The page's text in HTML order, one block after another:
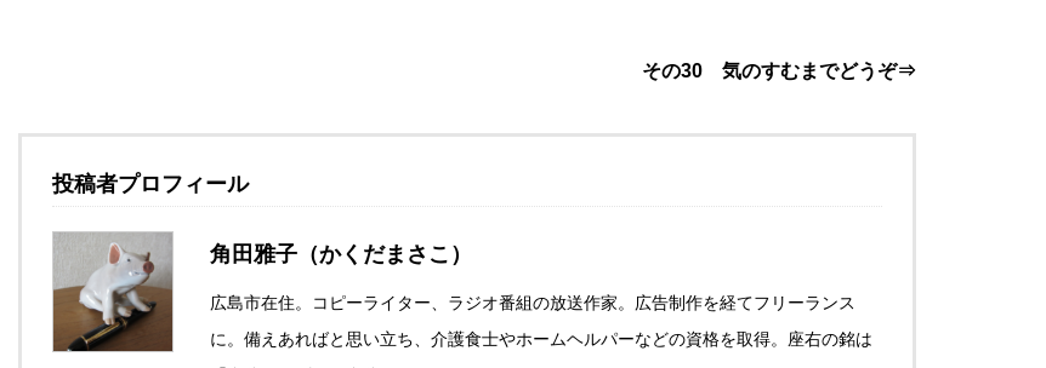
その30 気のすむまでどうぞ⇒
投稿者プロフィール
角田雅子（かくだまさこ）
広島市在住。コピーライター、ラジオ番組の放送作家。広告制作を経てフリーランス
に。備えあればと思い立ち、介護食士やホームヘルパーなどの資格を取得。座右の銘は